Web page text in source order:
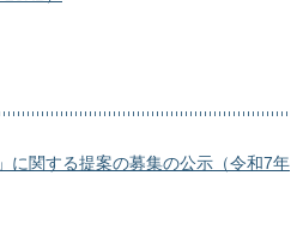
に関する提案の募集の公示（令和7年